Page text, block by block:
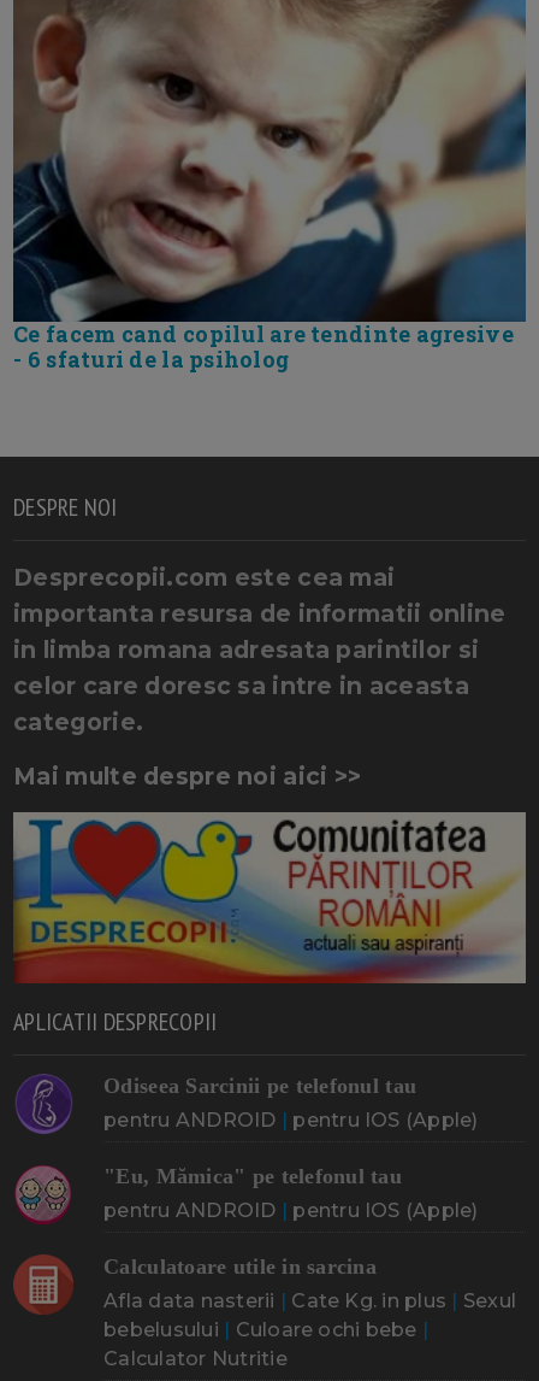
Ce facem cand copilul are tendinte agresive
- 6 sfaturi de la psiholog
DESPRE NOI
Desprecopii.com este cea mai
importanta resursa de informatii online
in limba romana adresata parintilor si
celor care doresc sa intre in aceasta
categorie.
Mai multe despre noi aici >>
APLICATII DESPRECOPII
Odiseea Sarcinii pe telefonul tau
pentru ANDROID | pentru IOS (Apple)
"Eu, Mămica" pe telefonul tau
pentru ANDROID | pentru IOS (Apple)
Calculatoare utile in sarcina
Afla data nasterii | Cate Kg. in plus | Sexul
bebelusului | Culoare ochi bebe |
Calculator Nutritie